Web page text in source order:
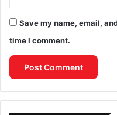
Save my name, email,
time I comment.